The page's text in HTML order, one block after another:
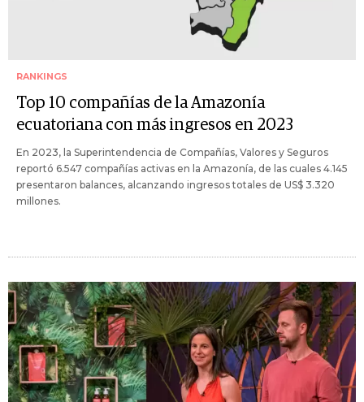
RANKINGS
Top 10 compañías de la Amazonía
ecuatoriana con más ingresos en 2023
En 2023, la Superintendencia de Compañías, Valores y Seguros
reportó 6.547 compañías activas en la Amazonía, de las cuales 4.145
presentaron balances, alcanzando ingresos totales de US$ 3.320
millones.